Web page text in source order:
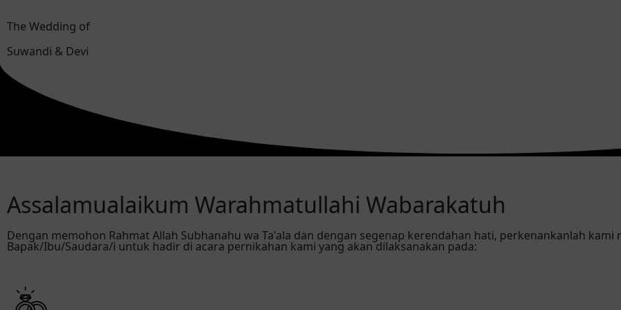
The Wedding of
Suwandi & Devi
Assalamualaikum Warahmatullahi Wabarakatuh
Dengan memohon Rahmat Allah Subhanahu wa Ta'ala dan dengan segenap kerendahan hati, perkenankanlah kami
Bapak/Ibu/Saudara/i untuk hadir di acara pernikahan kami yang akan dilaksanakan pada: